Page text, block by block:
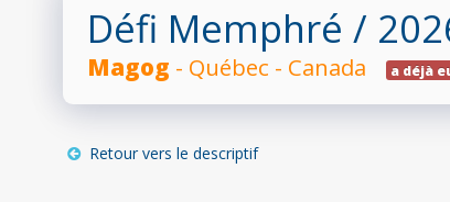
Défi Memphré /
Magog - Québec - Canada a déjà
Retour vers le descriptif